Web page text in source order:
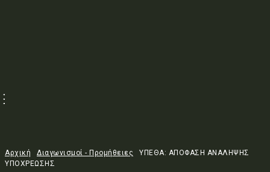
Αρχική Διαγωνισμοί - Προμήθειες
ΥΠΕΘΑ: ΑΠΟΦΑΣΗ ΑΝΑΛΗΨΗΣ
ΥΠΟΧΡΕΩΣΗΣ